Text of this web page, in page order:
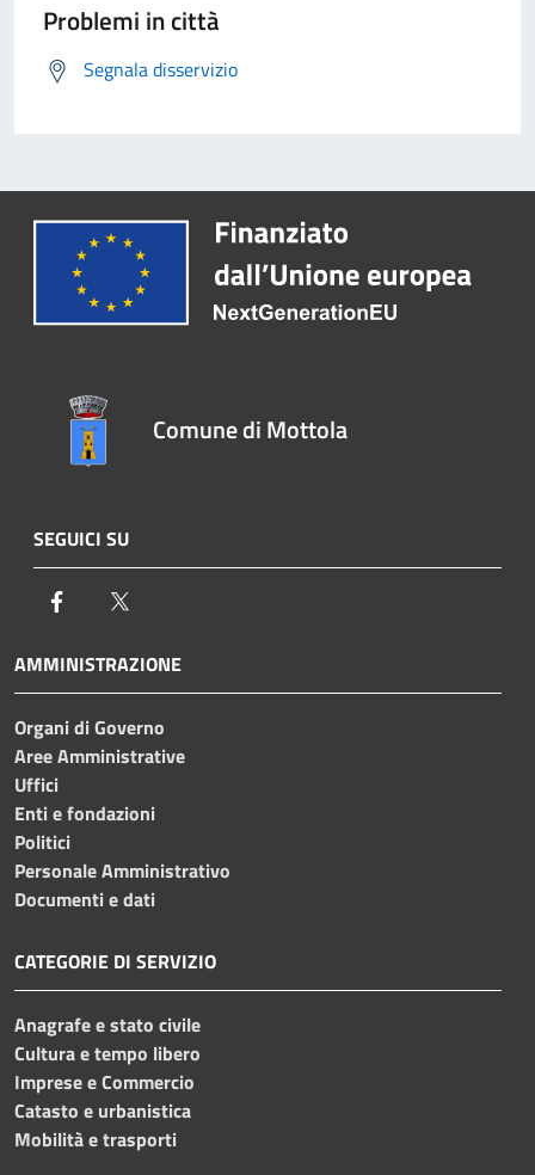
Problemi in città
Segnala disservizio
Comune di Mottola
SEGUICI SU
Facebook
AMMINISTRAZIONE
Organi di Governo
Aree Amministrative
Uffici
Enti e fondazioni
Politici
Personale Amministrativo
Documenti e dati
CATEGORIE DI SERVIZIO
Anagrafe e stato civile
Cultura e tempo libero
Imprese e Commercio
Catasto e urbanistica
Mobilità e trasporti